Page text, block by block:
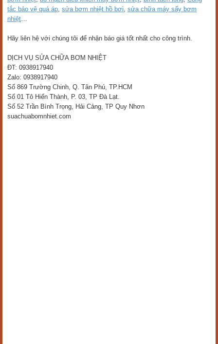
tắc bảo vệ quá áp, sửa bơm nhiệt hồ bơi, sửa chữa máy sấy bơm
nhiệt…
Hãy liên hệ với chúng tôi để nhận báo giá tốt nhất cho công trình.
DỊCH VỤ SỬA CHỮA BƠM NHIỆT
ĐT: 0938917940
Zalo: 0938917940
Số 869 Trường Chinh, Q. Tân Phú, TP.HCM
Số 01 Tô Hiến Thành, P. 03, TP Đà Lạt.
Số 52 Trần Bình Trọng, Hải Cảng, TP Quy Nhơn
suachuabomnhiet.com